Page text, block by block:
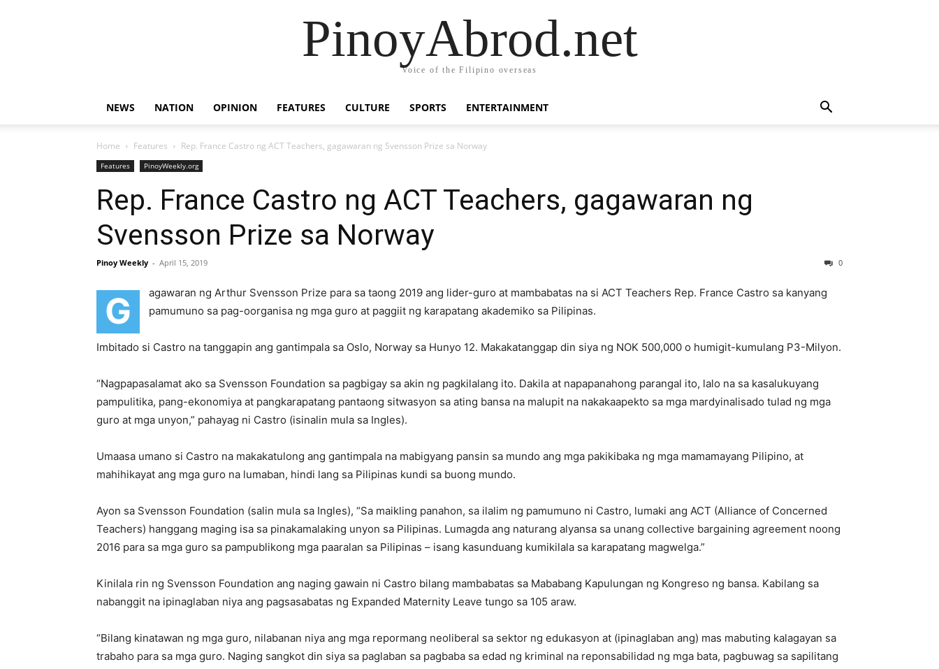
PinoyAbrod.net
Voice of the Filipino overseas
NEWS NATION OPINION FEATURES CULTURE SPORTS ENTERTAINMENT
Home Features Rep. France Castro ng ACT Teachers, gagawaran ng Svensson Prize sa Norway
Features PinoyWeekly.org
Rep. France Castro ng ACT Teachers, gagawaran ng
Svensson Prize sa Norway
Pinoy Weekly - April 15, 2019 0
G
agawaran ng Arthur Svensson Prize para sa taong 2019 ang lider-guro at mambabatas na si ACT Teachers Rep. France Castro sa kanyang
pamumuno sa pag-oorganisa ng mga guro at paggiit ng karapatang akademiko sa Pilipinas.
Imbitado si Castro na tanggapin ang gantimpala sa Oslo, Norway sa Hunyo 12. Makakatanggap din siya ng NOK 500,000 o humigit-kumulang P3-Milyon.
“Nagpapasalamat ako sa Svensson Foundation sa pagbigay sa akin ng pagkilalang ito. Dakila at napapanahong parangal ito, lalo na sa kasalukuyang
pampulitika, pang-ekonomiya at pangkarapatang pantaong sitwasyon sa ating bansa na malupit na nakakaapekto sa mga mardyinalisado tulad ng mga
guro at mga unyon,” pahayag ni Castro (isinalin mula sa Ingles).
Umaasa umano si Castro na makakatulong ang gantimpala na mabigyang pansin sa mundo ang mga pakikibaka ng mga mamamayang Pilipino, at
mahihikayat ang mga guro na lumaban, hindi lang sa Pilipinas kundi sa buong mundo.
Ayon sa Svensson Foundation (salin mula sa Ingles), “Sa maikling panahon, sa ilalim ng pamumuno ni Castro, lumaki ang ACT (Alliance of Concerned
Teachers) hanggang maging isa sa pinakamalaking unyon sa Pilipinas. Lumagda ang naturang alyansa sa unang collective bargaining agreement noong
2016 para sa mga guro sa pampublikong mga paaralan sa Pilipinas – isang kasunduang kumikilala sa karapatang magwelga.”
Kinilala rin ng Svensson Foundation ang naging gawain ni Castro bilang mambabatas sa Mababang Kapulungan ng Kongreso ng bansa. Kabilang sa
nabanggit na ipinaglaban niya ang pagsasabatas ng Expanded Maternity Leave tungo sa 105 araw.
“Bilang kinatawan ng mga guro, nilabanan niya ang mga repormang neoliberal sa sektor ng edukasyon at (ipinaglaban ang) mas mabuting kalagayan sa
trabaho para sa mga guro. Naging sangkot din siya sa paglaban sa pagbaba sa edad ng kriminal na reponsabilidad ng mga bata, pagbuwag sa sapilitang